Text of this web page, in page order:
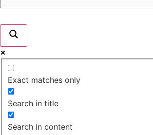
Exact matches only
Search in title
Search in content